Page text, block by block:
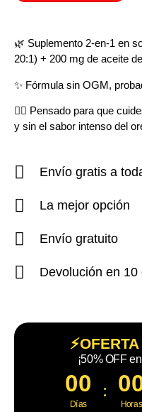
🌿 Suplemento 2-en-1 en
20:1) + 200 mg de aceite
✨ Fórmula sin OGM,
🧖‍♀️ Pensado para que
y sin el sabor intenso del
Envío gratis a
La mejor opción
Envío gratuito
Devolución en 10
¡50% OFF
00
Días
:
Horas